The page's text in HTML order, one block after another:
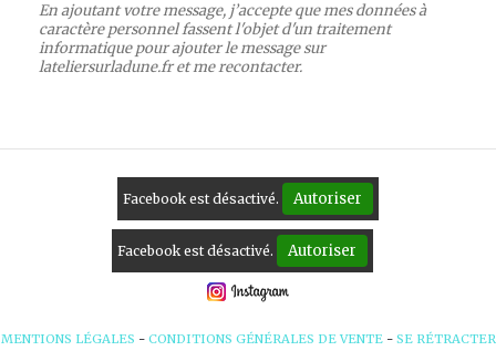
En ajoutant votre message, j’accepte que mes données à
caractère personnel fassent l'objet d'un traitement
informatique pour ajouter le message sur
lateliersurladune.fr et me recontacter.
Facebook est désactivé. Autoriser
Facebook est désactivé. Autoriser
MENTIONS LÉGALES CONDITIONS GÉNÉRALES DE VENTE SE RÉTRACTER